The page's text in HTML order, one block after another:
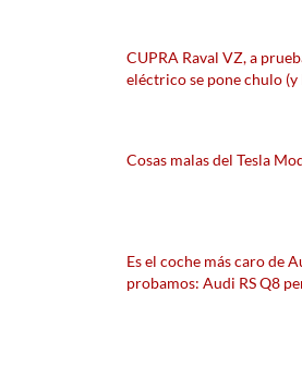
CUPRA Raval VZ, a
eléctrico se pone chulo (y
Cosas malas del Tesla
Es el coche más caro de
probamos: Audi RS Q8